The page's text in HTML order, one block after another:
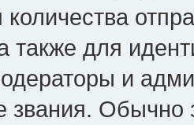
также для
и
звания. Обычно